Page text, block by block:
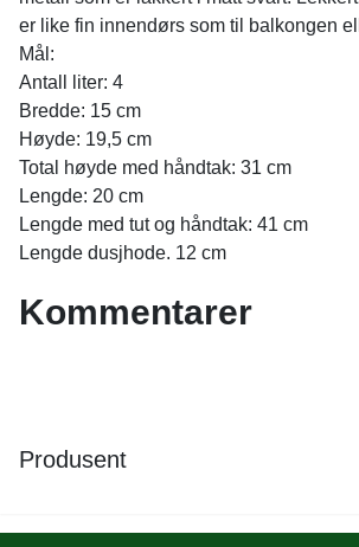
er like fin innendørs som til balkongen
Mål:
Antall liter: 4
Bredde: 15 cm
Høyde: 19,5 cm
Total høyde med håndtak: 31 cm
Lengde: 20 cm
Lengde med tut og håndtak: 41 cm
Lengde dusjhode. 12 cm
Kommentarer
Produsent